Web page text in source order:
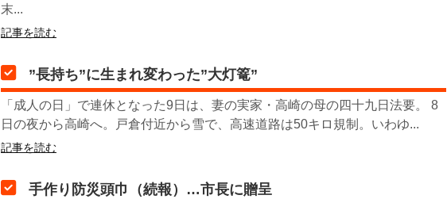
末...
記事を読む
”長持ち”に生まれ変わった”大灯篭”
「成人の日」で連休となった9日は、妻の実家・高崎の母の四十九日法要。 8
日の夜から高崎へ。戸倉付近から雪で、高速道路は50キロ規制。いわゆ...
記事を読む
手作り防災頭巾（続報）…市長に贈呈